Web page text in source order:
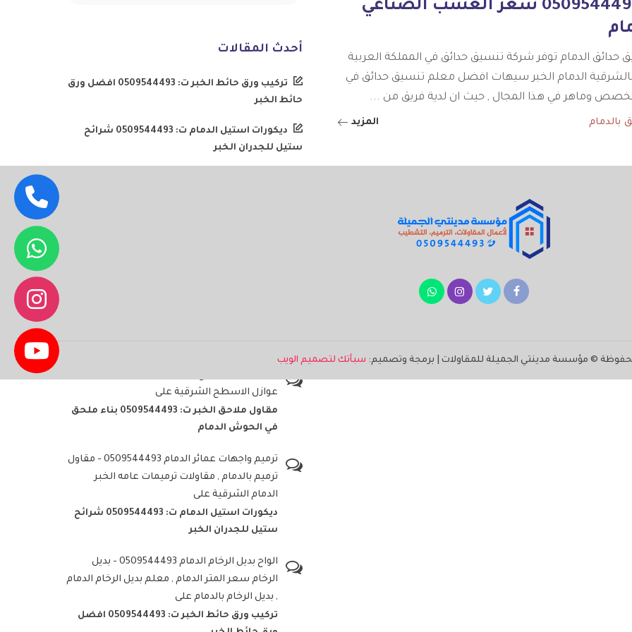
جوال:0509544493 سعر العشب الصناعي
حدائق الدمام توفر شركة تنسيق حدائق في المملكة العربية
الدمام الخبر سيهات افضل معلم تنسيق حدائق في
وماهر في هذا المجال , حيث ان لدية فريق من ...
بالدمام المزيد
أحدث المقالات
تركيب ورق حائط الخبر ت: 0509544493 افضل ورق
حائط الخبر
ديكورات استيل الدمام ت: 0509544493 شرائح
ستيل للجدران الخبر
عوازل الاسطح الشرقية على
مقاول ملاحق الخبر ت: 0509544493 بناء ملحق
في الحوش الدمام
ترميم واجهات عمائر الدمام 0509544493 - مقاول
ترميم بالدمام , مقاولات ترميمات عامه الخبر
الدمام الشرقية على
ديكورات استيل الدمام ت: 0509544493 شرائح
ستيل للجدران الخبر
الواح بديل الرخام الدمام 0509544493 - بديل
الرخام سعر المتر الدمام , معلم بديل الرخام الدمام
, بديل الرخام بالدمام على
تركيب ورق حائط الخبر ت: 0509544493 افضل
© مؤسسة مدينتي الجميلة للمقاولات | برمجة وتصميم: سبأتك لتصميم الويب